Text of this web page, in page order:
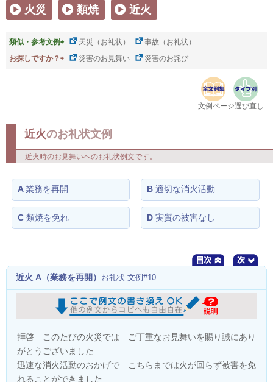
火災 類焼 近火
類似・参考文例⇨ 天災（お礼状）
事故（お礼状）
お探しですか？⇨
災害のお見舞い 災害のお詫び
文例ページ選び直し
近火のお礼状文例
近火時のお見舞いへのお礼状例文です。
A業務を再開 B 適切な消火活動
C 類焼を免れ D 実質の被害なし
近火 A（業務を再開） お礼状 文例#10